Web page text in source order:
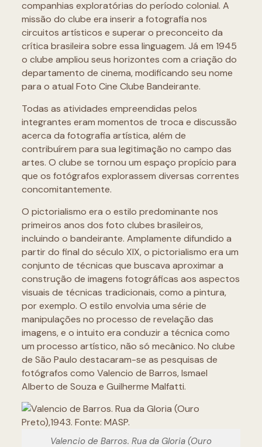
companhias exploratórias do período colonial. A
missão do clube era inserir a fotografia nos
circuitos artísticos e superar o preconceito da
crítica brasileira sobre essa linguagem. Já em 1945
o clube ampliou seus horizontes com a criação do
departamento de cinema, modificando seu nome
para o atual Foto Cine Clube Bandeirante.
Todas as atividades empreendidas pelos
integrantes eram momentos de troca e discussão
acerca da fotografia artística, além de
contribuírem para sua legitimação no campo das
artes. O clube se tornou um espaço propício para
que os fotógrafos explorassem diversas correntes
concomitantemente.
O pictorialismo era o estilo predominante nos
primeiros anos dos foto clubes brasileiros,
incluindo o bandeirante. Amplamente difundido a
partir do final do século XIX, o pictorialismo era um
conjunto de técnicas que buscava aproximar a
construção de imagens fotográficas aos aspectos
visuais de técnicas tradicionais, como a pintura,
por exemplo. O estilo envolvia uma série de
manipulações no processo de revelação das
imagens, e o intuito era conduzir a técnica como
um processo artístico, não só mecânico. No clube
de São Paulo destacaram-se as pesquisas de
fotógrafos como Valencio de Barros, Ismael
Alberto de Souza e Guilherme Malfatti.
Valencio de Barros. Rua da Gloria (Ouro